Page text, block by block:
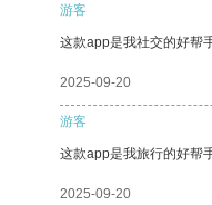
游客
这款app是我社交的好帮
2025-09-20
游客
这款app是我旅行的好帮
2025-09-20